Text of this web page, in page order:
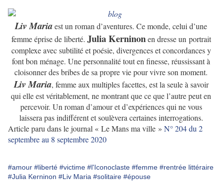
Liv Mariaest un roman d’aventures. Ce monde, celui d’une
femme éprise de liberté. Julia Kerninonen dresse un portrait
complexe avec subtilité et poésie, divergences et concordances y
font bon ménage. Une personnalité tout en finesse, réussissant à
cloisonner des bribes de sa propre vie pour vivre son moment.
Liv Maria, femme aux multiples facettes, est la seule à savoir
qui elle est véritablement, ne montrant que ce que l’autre peut en
percevoir. Un roman d’amour et d’expériences qui ne vous
laissera pas indifférent et soulèvera certaines interrogations.
Article paru dans le journal « Le Mans ma ville » N° 204 du 2
septembre au 8 septembre 2020
#amour #liberté #victime #l'Iconoclaste #femme #rentrée littéraire
#Julia Kerninon #Liv Maria #solitaire #épouse